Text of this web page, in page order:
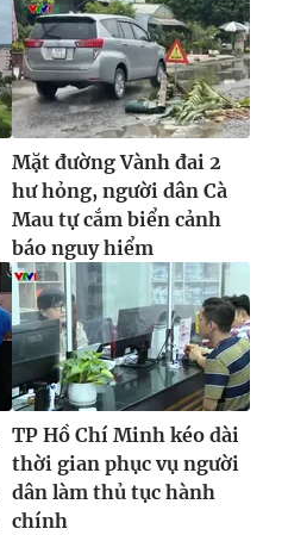
Mặt đường Vành đai 2
hư hỏng, người dân Cà
Mau tự cắm biển cảnh
báo nguy hiểm
TP Hồ Chí Minh kéo dài
thời gian phục vụ người
dân làm thủ tục hành
chính